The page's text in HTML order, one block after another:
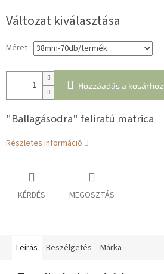
Változat kiválasztása
Méret
Hozzáadás a kosárhoz
"Ballagásodra" feliratú matrica
Részletes információ
KÉRDÉS MEGOSZTÁS
Leírás Beszélgetés Márka